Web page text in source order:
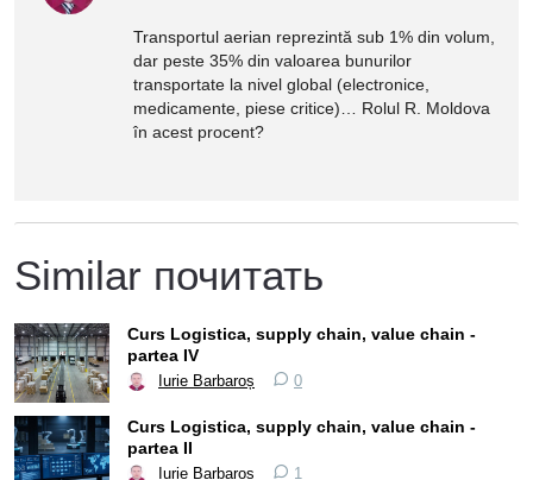
Transportul aerian reprezintă sub 1% din volum,
dar peste 35% din valoarea bunurilor
transportate la nivel global (electronice,
medicamente, piese critice)… Rolul R. Moldova
în acest procent?
Similar почитать
Curs Logistica, supply chain, value chain -
partea IV
Iurie Barbaroș 0
Curs Logistica, supply chain, value chain -
partea II
Iurie Barbaroș 1